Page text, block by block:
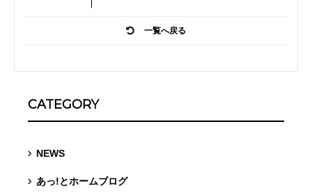
一覧へ戻る
CATEGORY
NEWS
あっ!とホームブログ